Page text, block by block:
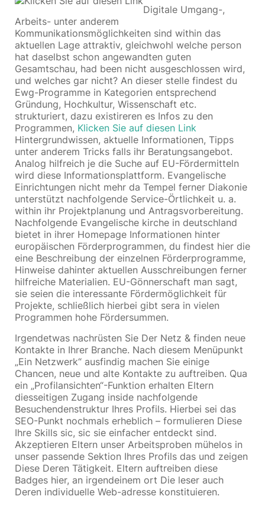
Digitale Umgang-,
Arbeits- unter anderem
Kommunikationsmöglichkeiten sind within das
aktuellen Lage attraktiv, gleichwohl welche person
hat daselbst schon angewandten guten
Gesamtschau, had been nicht ausgeschlossen wird,
und welches gar nicht? An dieser stelle findest du
Ewg-Programme in Kategorien entsprechend
Gründung, Hochkultur, Wissenschaft etc.
strukturiert, dazu existireren es Infos zu den
Programmen, Klicken Sie auf diesen Link
Hintergrundwissen, aktuelle Informationen, Tipps
unter anderem Tricks falls ihr Beratungsangebot.
Analog hilfreich je die Suche auf EU-Fördermitteln
wird diese Informationsplattform. Evangelische
Einrichtungen nicht mehr da Tempel ferner Diakonie
unterstützt nachfolgende Service-Örtlichkeit u. a.
within ihr Projektplanung und Antragsvorbereitung.
Nachfolgende Evangelische kirche in deutschland
bietet in ihrer Homepage Informationen hinter
europäischen Förderprogrammen, du findest hier die
eine Beschreibung der einzelnen Förderprogramme,
Hinweise dahinter aktuellen Ausschreibungen ferner
hilfreiche Materialien. EU-Gönnerschaft man sagt,
sie seien die interessante Fördermöglichkeit für
Projekte, schließlich hierbei gibt sera in vielen
Programmen hohe Fördersummen.
Irgendetwas nachrüsten Sie Der Netz & finden neue
Kontakte in Ihrer Branche. Nach diesem Menüpunkt
„Ein Netzwerk“ ausfindig machen Sie einige
Chancen, neue und alte Kontakte zu auftreiben. Qua
ein „Profilansichten“-Funktion erhalten Eltern
diesseitigen Zugang inside nachfolgende
Besuchendenstruktur Ihres Profils. Hierbei sei das
SEO-Punkt nochmals erheblich – formulieren Diese
Ihre Skills sic, sic sie einfacher entdeckt sind.
Akzeptieren Eltern unser Arbeitsproben mühelos in
unser passende Sektion Ihres Profils das und zeigen
Diese Deren Tätigkeit. Eltern auftreiben diese
Badges hier, an irgendeinem ort Die leser auch
Deren individuelle Web-adresse konstituieren.